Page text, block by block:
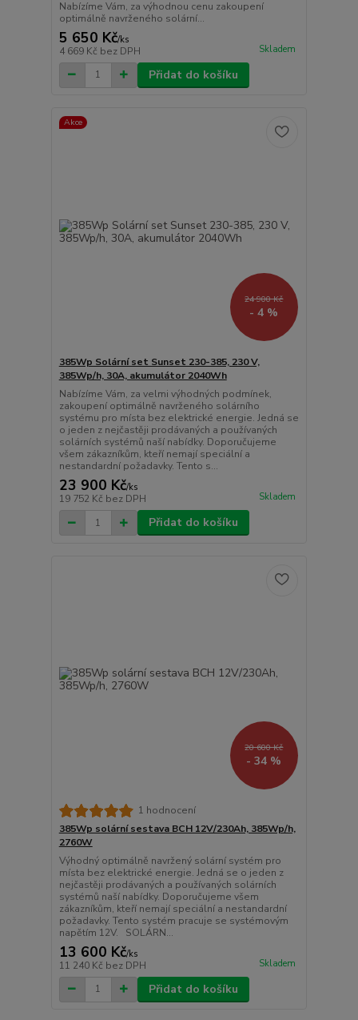
Nabízíme Vám, za výhodnou cenu zakoupení
optimálně navrženého solární...
5 650 Kč/ks
4 669 Kč bez DPH Skladem
Přidat do košíku
Akce
24 900 Kč
- 4 %
385Wp Solární set Sunset 230-385, 230 V,
385Wp/h, 30A, akumulátor 2040Wh
Nabízíme Vám, za velmi výhodných podmínek,
zakoupení optimálně navrženého solárního
systému pro místa bez elektrické energie. Jedná se
o jeden z nejčastěji prodávaných a používaných
solárních systémů naší nabídky. Doporučujeme
všem zákazníkům, kteří nemají speciální a
nestandardní požadavky. Tento s...
23 900 Kč/ks
19 752 Kč bez DPH Skladem
Přidat do košíku
20 600 Kč
- 34 %
1 hodnocení
385Wp solární sestava BCH 12V/230Ah, 385Wp/h,
2760W
Výhodný optimálně navržený solární systém pro
místa bez elektrické energie. Jedná se o jeden z
nejčastěji prodávaných a používaných solárních
systémů naší nabídky. Doporučujeme všem
zákazníkům, kteří nemají speciální a nestandardní
požadavky. Tento systém pracuje se systémovým
napětím 12V. SOLÁRN...
13 600 Kč/ks
11 240 Kč bez DPH Skladem
Přidat do košíku